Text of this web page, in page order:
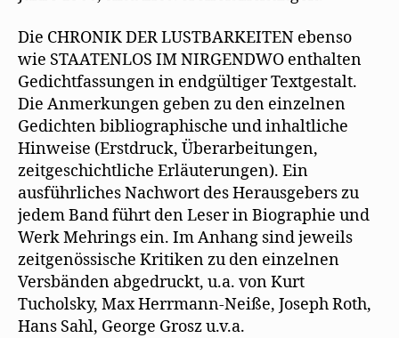
Die CHRONIK DER LUSTBARKEITEN ebenso
wie STAATENLOS IM NIRGENDWO enthalten
Gedichtfassungen in endgültiger Textgestalt.
Die Anmerkungen geben zu den einzelnen
Gedichten bibliographische und inhaltliche
Hinweise (Erstdruck, Überarbeitungen,
zeitgeschichtliche Erläuterungen). Ein
ausführliches Nachwort des Herausgebers zu
jedem Band führt den Leser in Biographie und
Werk Mehrings ein. Im Anhang sind jeweils
zeitgenössische Kritiken zu den einzelnen
Versbänden abgedruckt, u.a. von Kurt
Tucholsky, Max Herrmann-Neiße, Joseph Roth,
Hans Sahl, George Grosz u.v.a.